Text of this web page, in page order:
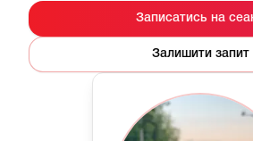
Записатись на
Залишити запит